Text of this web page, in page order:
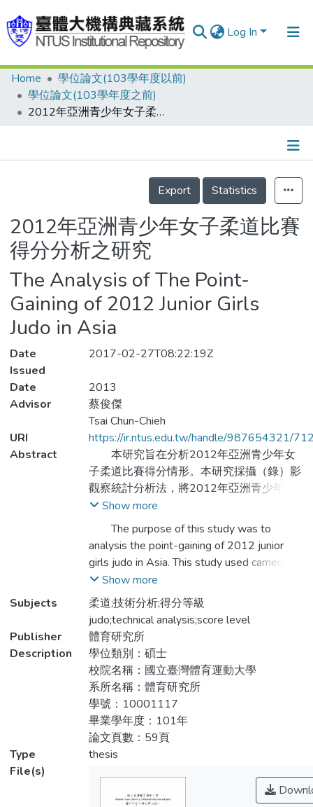
Log In
Communities & Collections
Research Outputs
People
Statistics
Home
學位論文(103學年度以前)
學位論文(103學年度之前)
2012年亞洲青少年女子柔道比賽得分分析之研究
Details
Export
Statistics
2012年亞洲青少年女子柔道比賽
得分分析之研究
The Analysis of The Point-
Gaining of 2012 Junior Girls
Judo in Asia
Date
Issued
2017-02-27T08:22:19Z
Date
2013
Advisor
蔡俊傑
Tsai Chun-Chieh
URI
https://ir.ntus.edu.tw/handle/987654321/
Abstract
本研究旨在分析2012年亞洲青少年女
子柔道比賽得分情形。本研究採攝（錄）影
觀察統計分析法，將2012年亞洲青少年女
子柔道比賽得分內容拍攝轉錄成光碟，將觀
察與分析所得的資料以描述性統計、單因子
變異數分析及p-value、獨立樣本t檢定，進
行資料處理與分析。歸納本研究結果如下：
（一）2012年亞洲青少年女子柔道比賽有
本成績最好。（二）有效攻擊次數方面、第
1分鐘有效攻擊次數最多，第2分鐘次之，
第3、4分鐘較少；得分技術方面使用足技
技術動作得分最多，在地面壓制技術動作部
分各量級均以固技技術動作得分較多；得分
等級方面，得分等級依序為一勝、有效、半
勝。（三）各個國家在攻擊次數有效性及得
分等級得一勝分有顯著差異。最後根據分析
結果提出具體建議，以供國內選手、教練及
未來研究者參考。
Show more
The purpose of this study was to
analysis the point-gaining of 2012 junior
girls judo in Asia. This study used camera
(recording) video observation statistical
analysis, the tournament score contents of
2012 junior girls Judo in Asia shoot and
transcribed into CD. Descriptive statistics,
one-way ANOVA , p-value, independent
sample t-test were applied to analyze the
data. The major findings of this analysis
study were summarized as followings: first,
there are 14 countries, 60 players
participated in seven middleweight
tournament of 2012 junior girls judo in Asia.
the best. Second, the times of effective
attack in the first minute were the most.
Show more
Subjects
柔道;技術分析;得分等級
judo;technical analysis;score level
Publisher
體育研究所
Description
學位類別：碩士
校院名稱：國立臺灣體育運動大學
系所名稱：體育研究所
學號：10001117
畢業學年度：101年
論文頁數：59頁
Type
thesis
File(s)